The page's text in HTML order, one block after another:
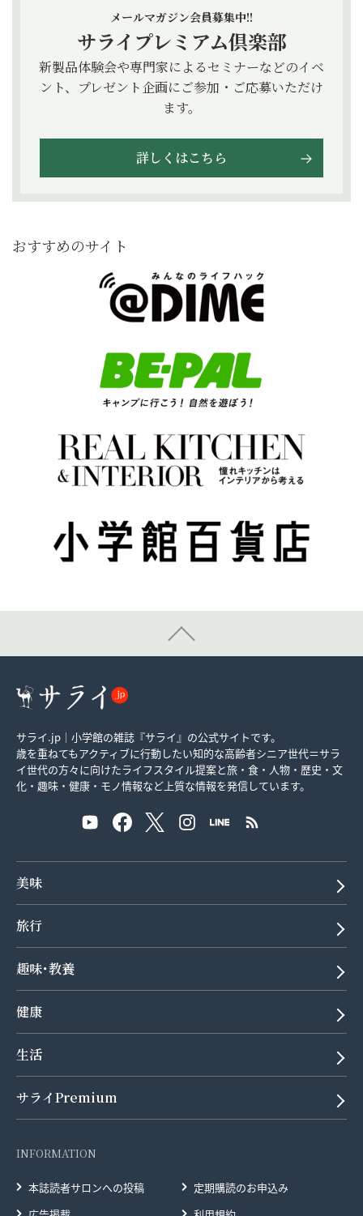
メールマガジン会員募集中!!
サライプレミアム倶楽部
新製品体験会や専門家によるセミナーなどのイベ
ント、プレゼント企画にご参加・ご応募いただけ
ます。
詳しくはこちら
おすすめのサイト
サライ.jp｜小学館の雑誌『サライ』の公式サイトです。
歳を重ねてもアクティブに行動したい知的な高齢者シニア世代＝サラ
イ世代の方々に向けたライフスタイル提案と旅・食・人物・歴史・文
化・趣味・健康・モノ情報など上質な情報を発信しています。
美味
旅行
趣味･教養
健康
生活
サライPremium
INFORMATION
本誌読者サロンへの投稿
定期購読のお申込み